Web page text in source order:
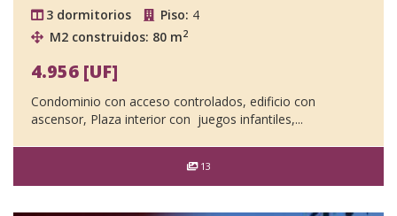
3 dormitorios
Piso: 4
M2 construidos: 80 m2
4.956 [UF]
Condominio con acceso controlados, edificio con
ascensor, Plaza interior con juegos infantiles,...
13